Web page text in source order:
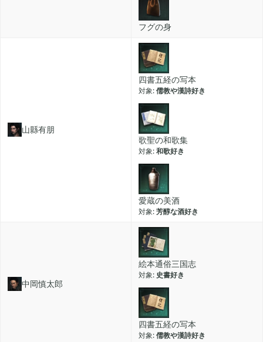
フグの身
山縣有朋
四書五経の写本
儒教や漢詩好き
歌聖の和歌集
和歌好き
愛蔵の美酒
芳醇な酒好き
中岡慎太郎
絵本通俗三国志
史書好き
四書五経の写本
儒教や漢詩好き